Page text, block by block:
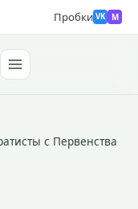
Пробки VK M
с Первенства